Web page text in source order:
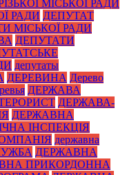
МІСЬКОЇ РАДИ
РАДИ ДЕПУТАТ
МІСЬКОЇ РАДИ
ДЕПУТАТИ
депутаты
ДЕРЕВИНА Дерево
ДЕРЖАВА
ДЕРЖАВА-
ДЕРЖАВНА
ІНСПЕКЦІЯ
державна
ДЕРЖАВНА
ПРИКОРДОННА